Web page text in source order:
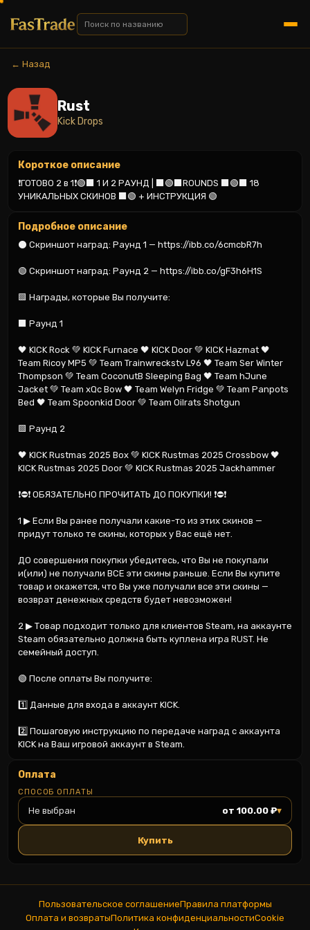
← Назад
Rust
Kick Drops
Короткое описание
❗ГОТОВО 2 в 1❗🟢⬛️️ 1 И 2 РАУНД | ⬛️️🟢⬛️️ROUNDS ⬛️️🟢⬛️️ 18
УНИКАЛЬНЫХ СКИНОВ ⬛️️🟢 + ИНСТРУКЦИЯ 🟢
Подробное описание
⚫️ Скриншот наград: Раунд 1 — https://ibb.co/6cmcbR7h
🟢 Скриншот наград: Раунд 2 — https://ibb.co/gF3h6H1S
🟩 Награды, которые Вы получите:
⬛️️ Раунд 1
🖤 KICK Rock 💚 KICK Furnace 🖤 KICK Door 💚 KICK Hazmat 🖤
Team Ricoy MP5 💚 Team Trainwreckstv L96 🖤 Team Ser Winter
Thompson 💚 Team CoconutB Sleeping Bag 🖤 Team hJune
Jacket 💚 Team xQc Bow 🖤 Team Welyn Fridge 💚 Team Panpots
Bed 🖤 Team Spoonkid Door 💚 Team Oilrats Shotgun
🟩 Раунд 2
🖤 KICK Rustmas 2025 Box 💚 KICK Rustmas 2025 Crossbow 🖤
KICK Rustmas 2025 Door 💚 KICK Rustmas 2025 Jackhammer
❗⛔❗ ОБЯЗАТЕЛЬНО ПРОЧИТАТЬ ДО ПОКУПКИ! ❗⛔❗
1 ▶ Если Вы ранее получали какие-то из этих скинов —
придут только те скины, которых у Вас ещё нет.
ДО совершения покупки убедитесь, что Вы не покупали
и(или) не получали ВСЕ эти скины раньше. Если Вы купите
товар и окажется, что Вы уже получали все эти скины —
возврат денежных средств будет невозможен!
2 ▶ Товар подходит только для клиентов Steam, на аккаунте
Steam обязательно должна быть куплена игра RUST. Не
семейный доступ.
🟢 После оплаты Вы получите:
1️⃣ Данные для входа в аккаунт KICK.
2️⃣ Пошаговую инструкцию по передаче наград с аккаунта
KICK на Ваш игровой аккаунт в Steam.
Оплата
СПОСОБ ОПЛАТЫ
Не выбран от 100.00 ₽▾
Купить
Пользовательское соглашениеПравила платформы
Оплата и возвратыПолитика конфиденциальностиCookie